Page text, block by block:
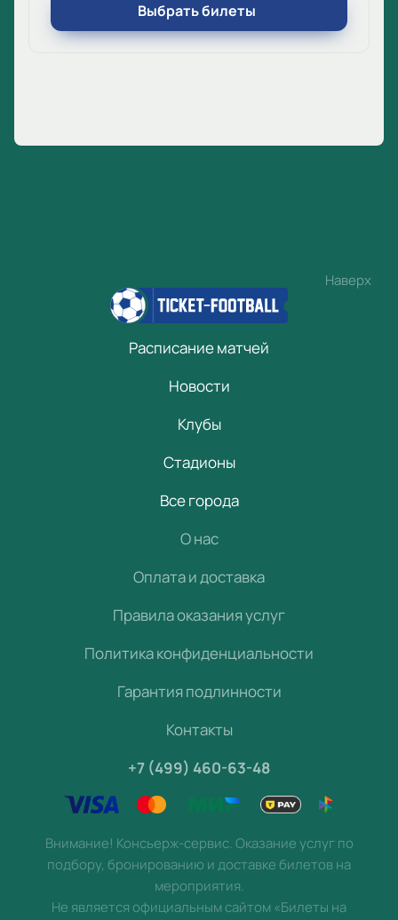
Выбрать билеты
Наверх
Расписание матчей
Новости
Клубы
Стадионы
Все города
О нас
Оплата и доставка
Правила оказания услуг
Политика конфиденциальности
Гарантия подлинности
Контакты
+7 (499) 460-63-48
Внимание! Консьерж-сервис. Оказание услуг по
подбору, бронированию и доставке билетов на
мероприятия.
Не является официальным сайтом «Билеты на